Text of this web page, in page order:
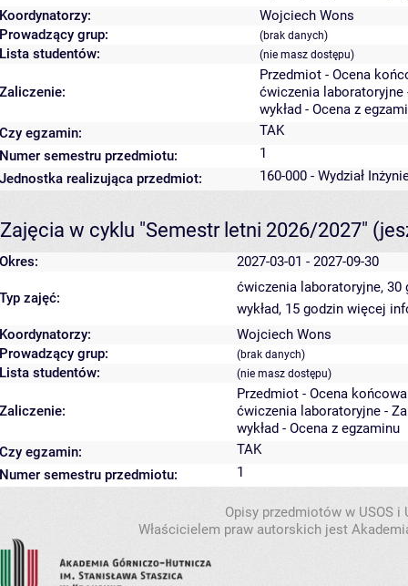
Koordynatorzy:
Wojciech Wons
Prowadzący grup:
(brak danych)
Lista studentów: (nie masz dostępu)
Zaliczenie:
Przedmiot - Ocena
ćwiczenia laboratoryjne
wykład - Ocena z
Czy egzamin:
TAK
Numer semestru przedmiotu:
1
Jednostka realizująca przedmiot:
160-000 - Wydział
Zajęcia w cyklu "Semestr letni 2026/2027"
Okres: 2027-03-01 - 2027-09-30
Typ zajęć:
ćwiczenia laboratoryjne, 30
wykład, 15 godzin więcej
Koordynatorzy:
Wojciech Wons
Prowadzący grup:
(brak danych)
Lista studentów: (nie masz dostępu)
Zaliczenie:
Przedmiot - Ocena
ćwiczenia laboratoryjne -
wykład - Ocena z egzaminu
Czy egzamin:
TAK
Numer semestru przedmiotu:
1
Opisy przedmiotów w USOS
Właścicielem praw autorskich jest